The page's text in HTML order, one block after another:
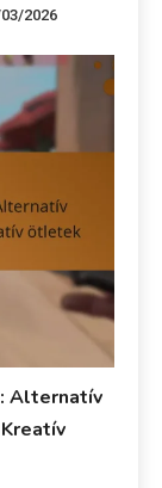
2026
Alternatív